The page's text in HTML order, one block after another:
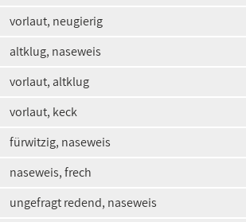
vorlaut, neugierig
altklug, naseweis
vorlaut, altklug
vorlaut, keck
fürwitzig, naseweis
naseweis, frech
ungefragt redend, naseweis